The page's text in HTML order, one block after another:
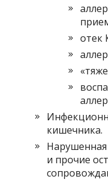
отек
кишечника.
Нарушенная
и прочие